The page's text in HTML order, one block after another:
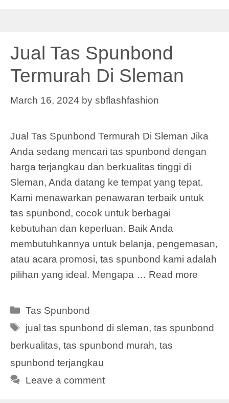
Jual Tas Spunbond
Termurah Di Sleman
March 16, 2024 by sbflashfashion
Jual Tas Spunbond Termurah Di Sleman Jika
Anda sedang mencari tas spunbond dengan
harga terjangkau dan berkualitas tinggi di
Sleman, Anda datang ke tempat yang tepat.
Kami menawarkan penawaran terbaik untuk
tas spunbond, cocok untuk berbagai
kebutuhan dan keperluan. Baik Anda
membutuhkannya untuk belanja, pengemasan,
atau acara promosi, tas spunbond kami adalah
pilihan yang ideal. Mengapa … Read more
Categories
Tas Spunbond
Tags
jual tas spunbond di sleman,tas spunbond
berkualitas, tas spunbond murah, tas
spunbond terjangkau
Leave a comment